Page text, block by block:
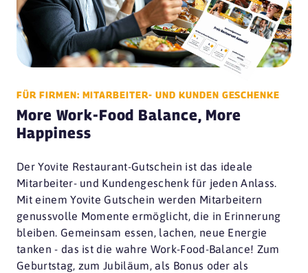
FÜR FIRMEN: MITARBEITER- UND KUNDEN GESCHENKE
More Work-Food Balance, More
Happiness
Der Yovite Restaurant-Gutschein ist das ideale
Mitarbeiter- und Kundengeschenk für jeden Anlass.
Mit einem Yovite Gutschein werden Mitarbeitern
genussvolle Momente ermöglicht, die in Erinnerung
bleiben. Gemeinsam essen, lachen, neue Energie
tanken - das ist die wahre Work-Food-Balance! Zum
Geburtstag, zum Jubiläum, als Bonus oder als